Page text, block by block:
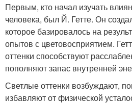
Первым, кто начал изучать
человека, был Й. Гетте. Он
которое базировалось на
опытов с цветовосприятием.
оттенки способствуют
пополняют запас внутренней
Светлые оттенки возбуждают,
избавляют от физической